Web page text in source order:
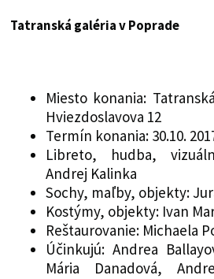
Tatranská galéria v Poprade
Miesto konania:
Hviezdoslavova 12
Termín konania: 30.10.
Libreto, hudba,
Andrej Kalinka
Sochy, maľby, objekty:
Kostýmy, objekty: Ivan
Reštaurovanie: Michaela
Účinkujú: Andrea
Mária Danadová,